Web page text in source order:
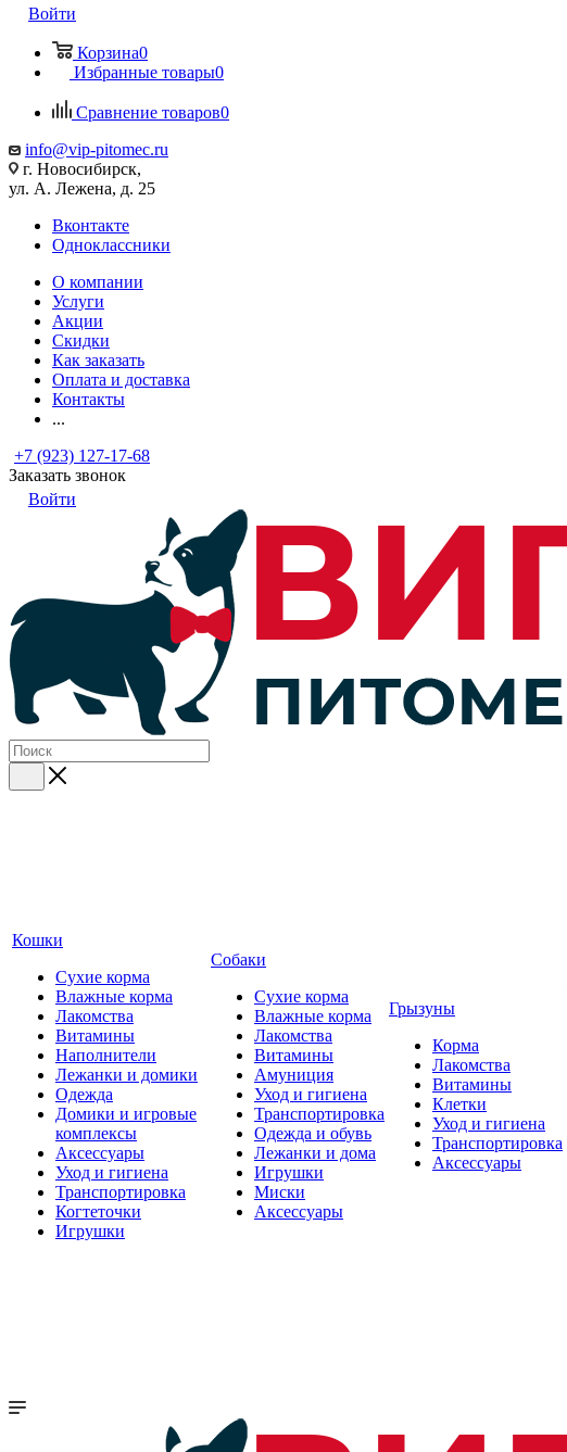
Войти
Корзина0
Избранные товары0
Сравнение товаров0
info@vip-pitomec.ru
г. Новосибирск,
ул. А. Лежена, д. 25
Вконтакте
Одноклассники
О компании
Услуги
Акции
Скидки
Как заказать
Оплата и доставка
Контакты
...
+7 (923) 127-17-68
Заказать звонок
Войти
Кошки
Сухие корма
Влажные корма
Лакомства
Витамины
Наполнители
Лежанки и домики
Одежда
Домики и игровые
комплексы
Аксессуары
Уход и гигиена
Транспортировка
Когтеточки
Игрушки
Собаки
Сухие корма
Влажные корма
Лакомства
Витамины
Амуниция
Уход и гигиена
Транспортировка
Одежда и обувь
Лежанки и дома
Игрушки
Миски
Аксессуары
Грызуны
Корма
Лакомства
Витамины
Клетки
Уход и гигиена
Транспортировка
Аксессуары